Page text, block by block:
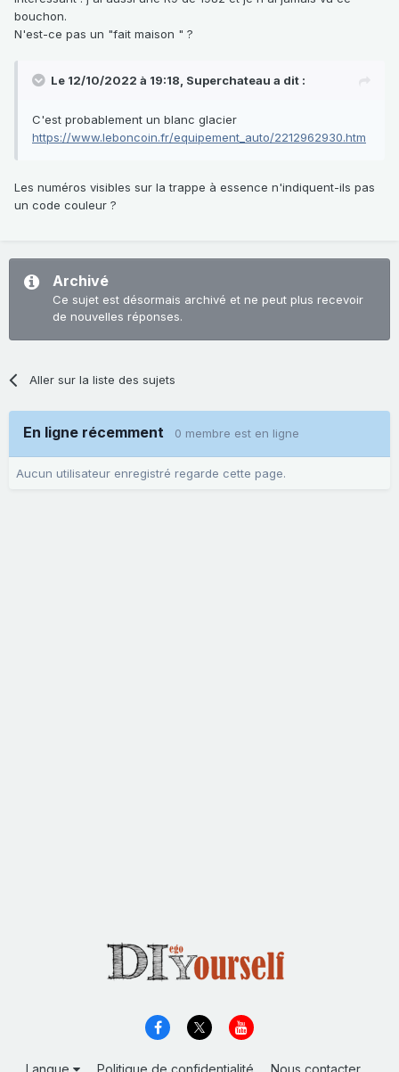
bouchon.
N'est-ce pas un "fait maison " ?
Le 12/10/2022 à 19:18, Superchateau a dit :
C'est probablement un blanc glacier
https://www.leboncoin.fr/equipement_auto/2212962930.htm
Les numéros visibles sur la trappe à essence n'indiquent-ils pas
un code couleur ?
Archivé
Ce sujet est désormais archivé et ne peut plus recevoir
de nouvelles réponses.
Aller sur la liste des sujets
En ligne récemment 0 membre est en ligne
Aucun utilisateur enregistré regarde cette page.